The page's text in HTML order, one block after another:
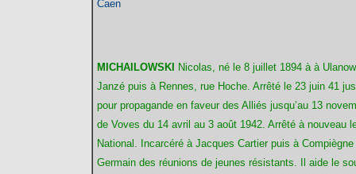
Caen
MICHAILOWSKI
Nicolas, né le 8 juillet 1894 à à
Janzé puis à Rennes, rue Hoche. Arrêté le 23 juin 41
pour propagande en faveur des Alliés jusqu’au 13
de Voves du 14 avril au 3 août 1942. Arrêté à nouveau
National. Incarcéré à Jacques Cartier puis à
Germain des réunions de jeunes résistants. Il aide le